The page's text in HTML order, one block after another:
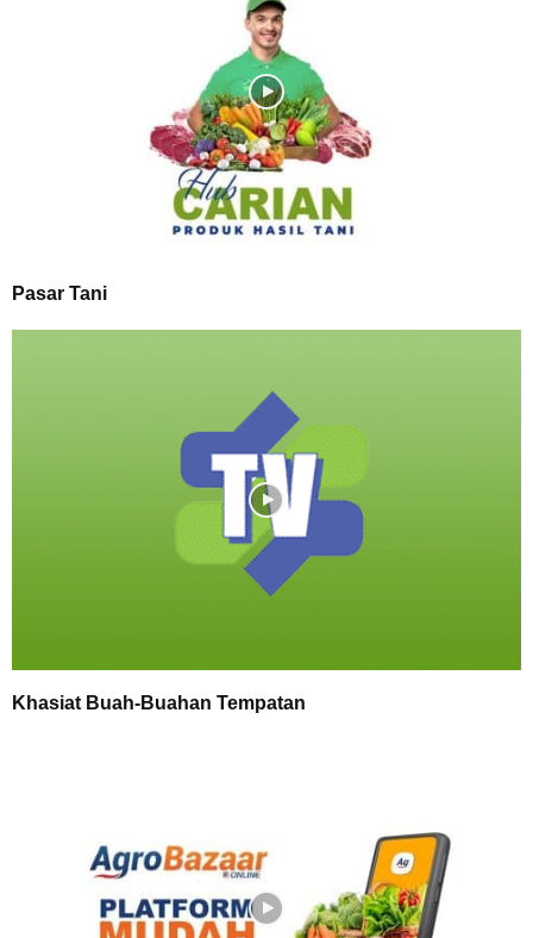
Pasar Tani
Khasiat Buah-Buahan Tempatan